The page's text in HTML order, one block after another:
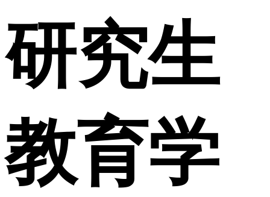
研究生
教育学